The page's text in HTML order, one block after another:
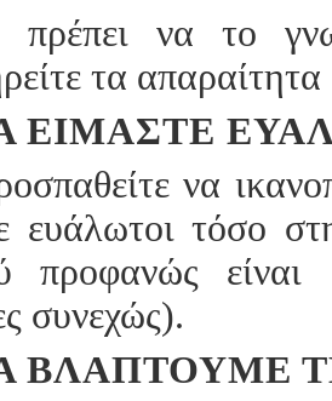
πρέπει να το
τα
ΕΊΜΑΣΤΕ
να
ευάλωτοι τόσο
προφανώς είναι
συνεχώς).
ΒΛΆΠΤΟΥΜΕ